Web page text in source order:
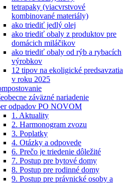
tetrapaky (viacvrstvové
kombinované materiály)
ako triediť jedlý olej
ako triediť obaly z produktov pre
domácich miláčikov
ako triediť obaly od rýb a rybacích
výrobkov
12 tipov na ekoligické predsavzatia
v roku 2025
záväzné nariadenie
odpadov PO NOVOM
1. Aktuality
2. Harmonogram zvozu
3. Poplatky
4. Otázky a odpovede
6. Prečo je triedenie dôležité
7. Postup pre bytové domy
8. Postup pre rodinné domy
9. Postup pre právnické osoby a